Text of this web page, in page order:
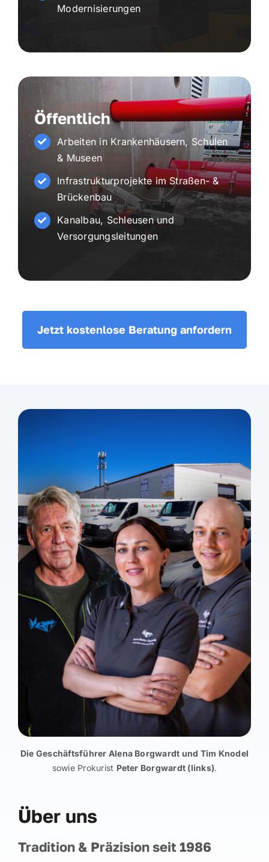
Modernisierungen
Öffentlich
Arbeiten in Krankenhäusern, Schulen
& Museen
Infrastrukturprojekte im Straßen- &
Brückenbau
Kanalbau, Schleusen und
Versorgungsleitungen
Jetzt kostenlose Beratung anfordern
Die Geschäftsführer Alena Borgwardt und Tim Knodel
sowie Prokurist Peter Borgwardt (links).
Über uns
Tradition & Präzision seit 1986